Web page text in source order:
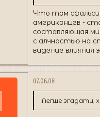
Что там
американцев -
составляющая
с алчностью на
видение влияния
07.06.08
Легше згадати,